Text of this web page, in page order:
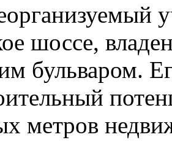
шоссе,
бульваром.
метров